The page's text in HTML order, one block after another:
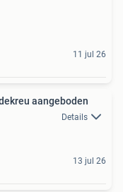
11 jul 26
aangeboden
Details
13 jul 26